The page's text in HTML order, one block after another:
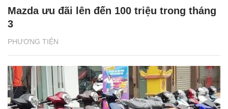
PHƯƠNG TIỆN
Mazda ưu đãi lên đến 100 triệu trong tháng
3